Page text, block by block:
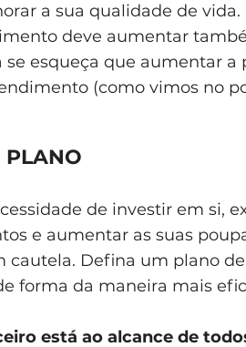
a sua qualidade de
deve aumentar
se esqueça que aumentar
(como vimos no
PLANO
de investir em si,
e aumentar as suas
cautela. Defina um plano
forma da maneira mais
está ao alcance de